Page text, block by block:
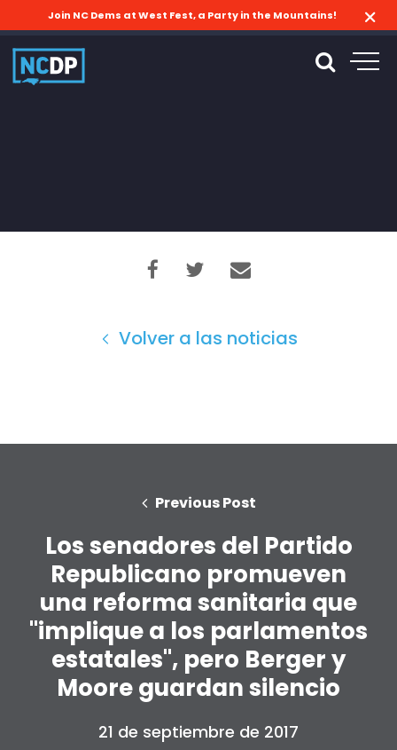
Join NC Dems at West Fest, a Party in the Mountains!
Volver a las noticias
Previous Post
Los senadores del Partido
Republicano promueven
una reforma sanitaria que
"implique a los parlamentos
estatales", pero Berger y
Moore guardan silencio
21 de septiembre de 2017